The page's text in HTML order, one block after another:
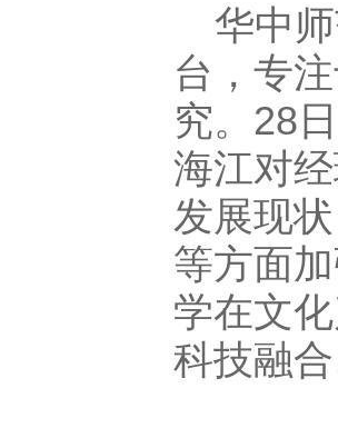
华中
台，专
究。28
海江对
发展现
等方面
学在文
科技融